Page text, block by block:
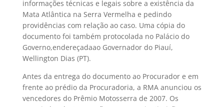
informações técnicas e legais sobre a existência da
Mata Atlântica na Serra Vermelha e pedindo
providências com relação ao caso. Uma cópia do
documento foi também protocolada no Palácio do
Governo,endereçadaao Governador do Piauí,
Wellington Dias (PT).
Antes da entrega do documento ao Procurador e em
frente ao prédio da Procuradoria, a RMA anunciou os
vencedores do Prêmio Motosserra de 2007. Os